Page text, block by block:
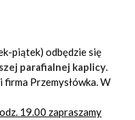
piątek) odbędzie się
parafialnej kaplicy.
Przemysłówka. W
19.00 zapraszamy